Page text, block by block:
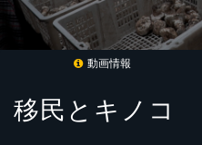
動画情報
移民とキノコ